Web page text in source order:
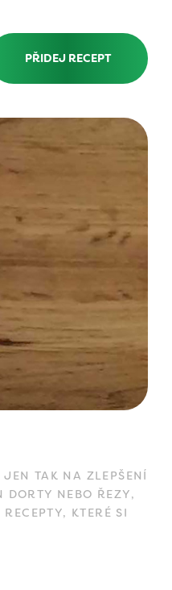
PŘIDEJ RECEPT
TAK NA ZLEPŠENÍ
DORTY NEBO ŘEZY,
KTERÉ SI